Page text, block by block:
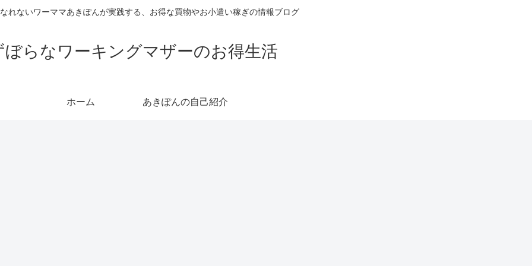
れないワーママあきぽんが実践する、お得な買物やお小遣い稼ぎの情報ブログ
ぼらなワーキングマザーのお得生活
ホーム あきぽんの自己紹介